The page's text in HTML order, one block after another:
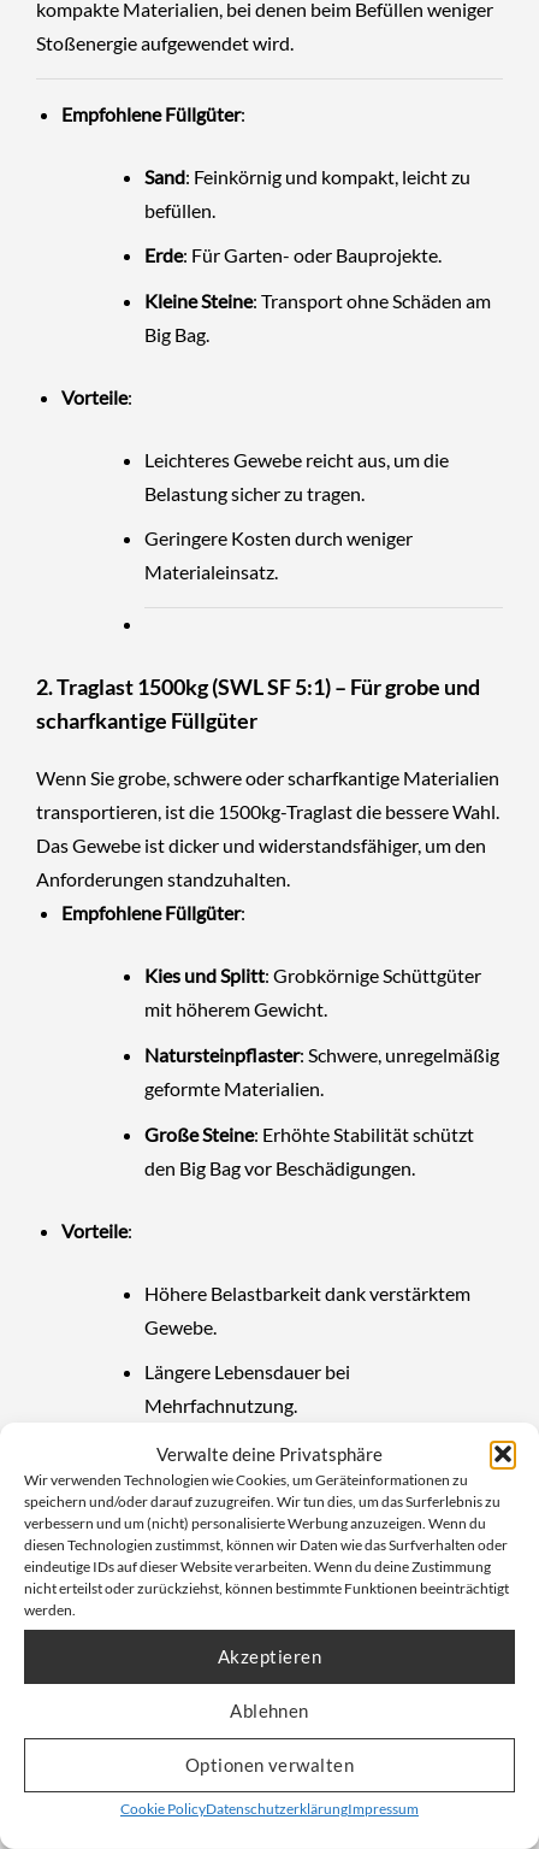
Verwalte deine Privatsphäre
Wir verwenden Technologien wie Cookies, um Geräteinformationen zu
speichern und/oder darauf zuzugreifen. Wir tun dies, um das Surferlebnis zu
verbessern und um (nicht) personalisierte Werbung anzuzeigen. Wenn du
diesen Technologien zustimmst, können wir Daten wie das Surfverhalten oder
eindeutige IDs auf dieser Website verarbeiten. Wenn du deine Zustimmung
nicht erteilst oder zurückziehst, können bestimmte Funktionen beeinträchtigt
werden.
Akzeptieren
Ablehnen
Optionen verwalten
Cookie PolicyDatenschutzerklärungImpressum
kompakte Materialien, bei denen beim Befüllen weniger
Stoßenergie aufgewendet wird.
Empfohlene Füllgüter:
Sand: Feinkörnig und kompakt, leicht zu
befüllen.
Erde: Für Garten- oder Bauprojekte.
Kleine Steine: Transport ohne Schäden am
Big Bag.
Vorteile:
Leichteres Gewebe reicht aus, um die
Belastung sicher zu tragen.
Geringere Kosten durch weniger
Materialeinsatz.
2. Traglast 1500kg (SWL SF 5:1) – Für grobe und
scharfkantige Füllgüter
Wenn Sie grobe, schwere oder scharfkantige Materialien
transportieren, ist die 1500kg-Traglast die bessere Wahl.
Das Gewebe ist dicker und widerstandsfähiger, um den
Anforderungen standzuhalten.
Empfohlene Füllgüter:
Kies und Splitt: Grobkörnige Schüttgüter
mit höherem Gewicht.
Natursteinpflaster: Schwere, unregelmäßig
geformte Materialien.
Große Steine: Erhöhte Stabilität schützt
den Big Bag vor Beschädigungen.
Vorteile:
Höhere Belastbarkeit dank verstärktem
Gewebe.
Längere Lebensdauer bei
Mehrfachnutzung.
Besondere Merkmale desStandard Big
Bag Schüttgut90x90x110cm
Dieser Big Bag ist nicht nur vielseitig, sondern auch
äußerst praktisch in der Handhabung. Zu den
wichtigsten Merkmalen zählen:
Reißfestes Polypropylengewebe:
Hergestellt aus strapazierfähigem Material,
das sowohl leichte als auch schwere
Füllgüter sicher transportiert.